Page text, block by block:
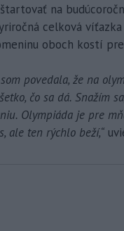
na
celková
oboch kostí
povedala, že na
čo sa dá. Snažím
Olympiáda je pre
ale ten rýchlo beží,“